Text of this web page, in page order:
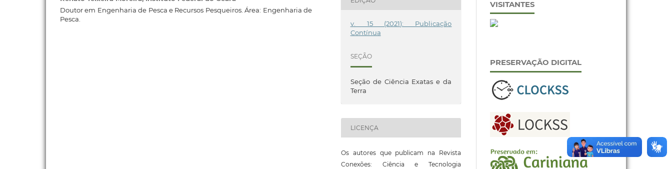
Doutor em Engenharia de Pesca e Recursos Pesqueiros. Área: Engenharia de
Pesca.
v. 15 (2021): Publicação
Contínua
SEÇÃO
Seção de Ciência Exatas e da
Terra
LICENÇA
Os autores que publicam na Revista
Conexões: Ciência e Tecnologia
VISITANTES
PRESERVAÇÃO DIGITAL